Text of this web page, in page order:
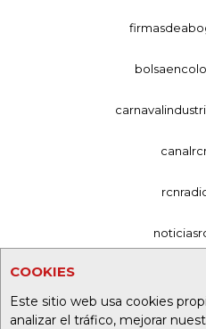
COOKIES
Este sitio web usa cookies
analizar el tráfico, mejorar